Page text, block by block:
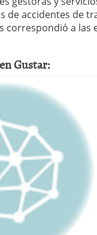
de accidentes de
correspondió a
Gustar: